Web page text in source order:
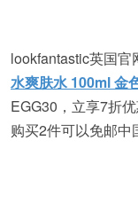
lookfantastic英国官
水爽肤水 100ml 金
EGG30，立享7折
购买2件可以免邮中